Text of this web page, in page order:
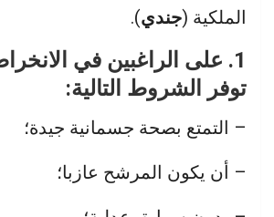
الملكية (جندي).
1. على الراغبين في
توفر الشروط التالية:
– التمتع بصحة جسمانية جيدة؛
– أن يكون المرشح عازبا؛